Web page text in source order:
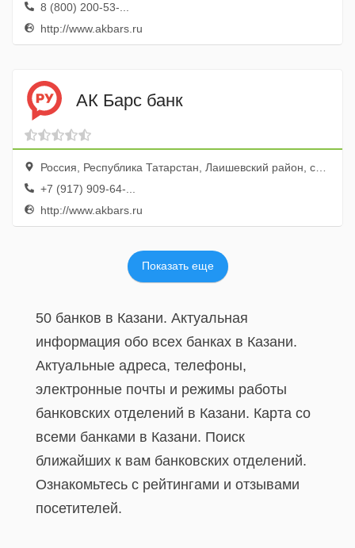
8 (800) 200-53-...
http://www.akbars.ru
АК Барс банк
Россия, Республика Татарстан, Лаишевский район, село Габишево, Советская улица, 10
+7 (917) 909-64-...
http://www.akbars.ru
Показать еще
50 банков в Казани. Актуальная
информация обо всех банках в Казани.
Актуальные адреса, телефоны,
электронные почты и режимы работы
банковских отделений в Казани. Карта со
всеми банками в Казани. Поиск
ближайших к вам банковских отделений.
Ознакомьтесь с рейтингами и отзывами
посетителей.